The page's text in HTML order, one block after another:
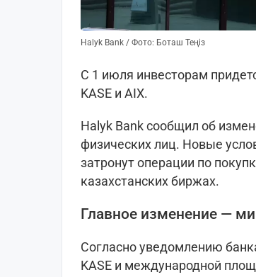
Halyk Bank / Фото: Боташ Теңіз
С 1 июля инвесторам
KASE и AIX.
Halyk Bank сообщил об
физических лиц. Новые
затронут операции по
казахстанских биржах.
Главное изменение —
Согласно уведомлению
KASE и международной